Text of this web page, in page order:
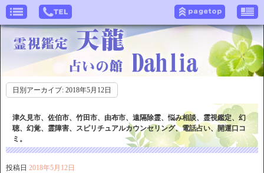
日別アーカイブ: 2018年5月12日
津久見市、佐伯市、竹田市、由布市、遠隔除霊、悩み相談、霊視鑑定、幻
聴、幻覚、霊障害、スピリチュアルカウンセリング、電話占い、開運口コ
ミ。
投稿日 2018年5月12日